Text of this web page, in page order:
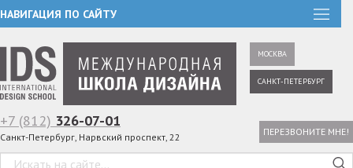
НАВИГАЦИЯ ПО САЙТУ
МОСКВА
САНКТ-ПЕТЕРБУРГ
+7 (812) 326-07-01
Санкт-Петербург, Нарвский проспект, 22 ПЕРЕЗВОНИТЕ МНЕ!